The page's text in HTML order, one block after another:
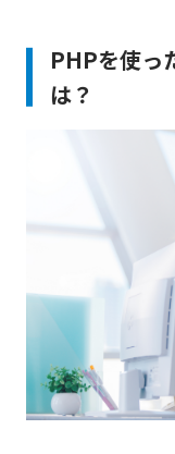
PHPを使っ
は？